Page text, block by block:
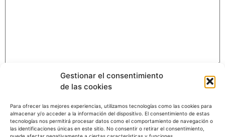
Gestionar el consentimiento
de las cookies
Para ofrecer las mejores experiencias, utilizamos tecnologías como las cookies para
almacenar y/o acceder a la información del dispositivo. El consentimiento de estas
tecnologías nos permitirá procesar datos como el comportamiento de navegación o
las identificaciones únicas en este sitio. No consentir o retirar el consentimiento,